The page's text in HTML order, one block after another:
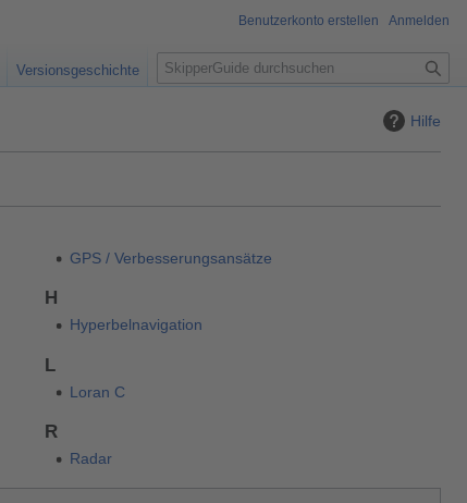
Hilfe
GPS / Verbesserungsansätze
H
Hyperbelnavigation
L
Loran C
R
Radar
Benutzerkonto erstellen Anmelden
Versionsgeschichte
S
u
e